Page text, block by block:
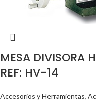
MESA DIVISORA
REF: HV-14
Accesorios y Herramientas,